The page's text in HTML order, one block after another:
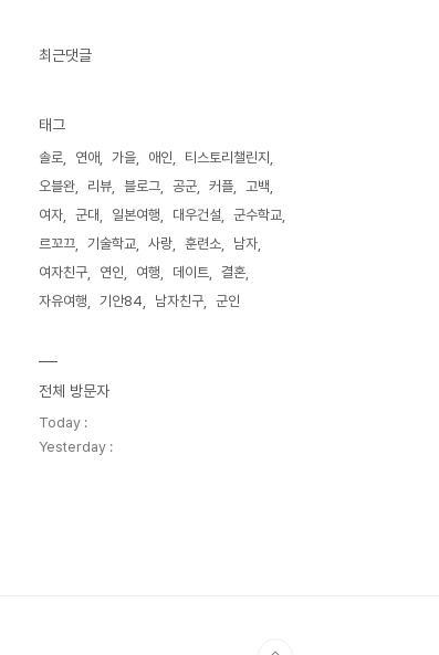
최근댓글
태그
솔로 연애 가을 애인
티스토리챌린지
오블완
리뷰 블로그 공군 커플
고백
여자
군대 일본여행 대우건설
군수학교
르꼬끄
기술학교 사랑 훈련소
남자
여자친구
연인 여행 데이트
결혼
자유여행
기안84 남자친구 군인
전체 방문자
Today :
Yesterday :